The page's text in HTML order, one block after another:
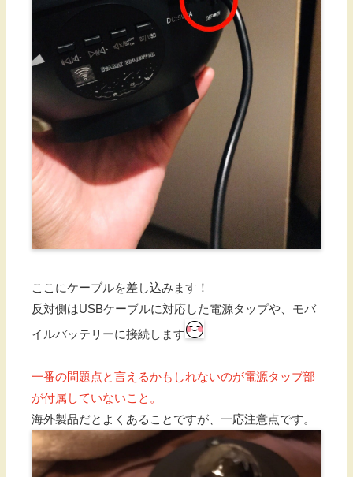
ここにケーブルを差し込みます！
反対側はUSBケーブルに対応した電源タップや、モバ
イルバッテリーに接続します
一番の問題点と言えるかもしれないのが電源タップ部
が付属していないこと。
海外製品だとよくあることですが、一応注意点です。